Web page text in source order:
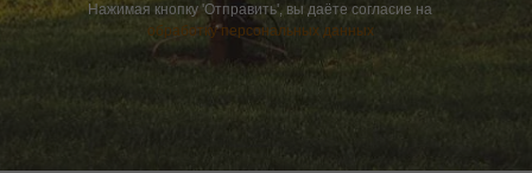
Нажимая кнопку 'Отправить', вы даёте согласие на
обработку персональных данных